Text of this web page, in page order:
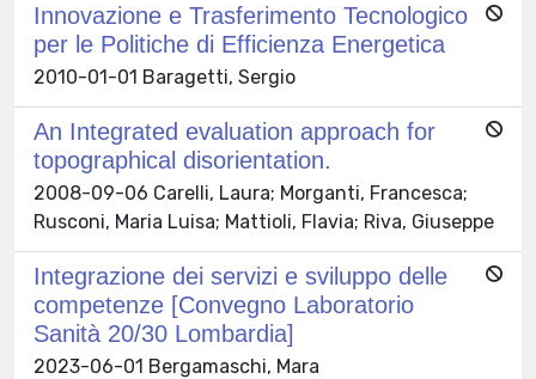
Innovazione e Trasferimento Tecnologico
per le Politiche di Efficienza Energetica
2010-01-01 Baragetti, Sergio
An Integrated evaluation approach for
topographical disorientation.
2008-09-06 Carelli, Laura; Morganti, Francesca;
Rusconi, Maria Luisa; Mattioli, Flavia; Riva, Giuseppe
Integrazione dei servizi e sviluppo delle
competenze [Convegno Laboratorio
Sanità 20/30 Lombardia]
2023-06-01 Bergamaschi, Mara